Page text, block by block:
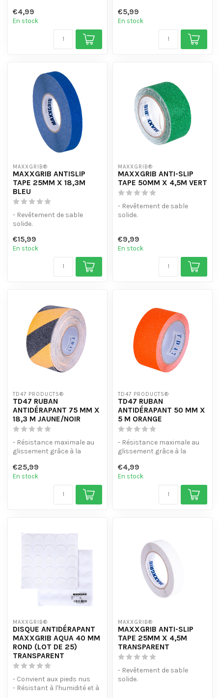
- Couche adhé...
€4,99
En stock
produits chimiques et à l'...
€5,99
En stock
MAXXGRIB®
MAXXGRIB ANTISLIP
TAPE 25MM X 18,3M
BLEU
- Revêtement de sable
solide.
produits chimiques et à l'...
€15,99
En stock
MAXXGRIB®
MAXXGRIB ANTI-SLIP
TAPE 50MM X 4,5M VERT
- Revêtement de sable
solide.
€9,99
En stock
TD47 PRODUCTS®
TD47 RUBAN
ANTIDÉRAPANT 75 MM X
18,3 M JAUNE/NOIR
- Résistance maximale au
glissement grâce à la
- Couche adhé...
€25,99
En stock
TD47 PRODUCTS®
TD47 RUBAN
ANTIDÉRAPANT 50 MM X
5 M ORANGE
- Résistance maximale au
glissement grâce à la
- Couche adhé...
€4,99
En stock
MAXXGRIB®
DISQUE ANTIDÉRAPANT
MAXXGRIB AQUA 40 MM
ROND (LOT DE 25)
TRANSPARENT
- Convient aux pieds nus
- Résistant à l'humidité et à
MAXXGRIB®
MAXXGRIB ANTI-SLIP
TAPE 25MM X 4,5M
TRANSPARENT
- Revêtement de sable
solide.